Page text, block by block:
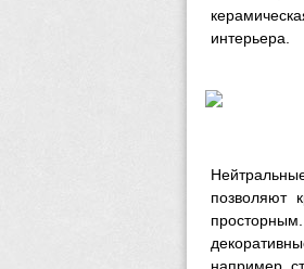
интерьера.
позволяют